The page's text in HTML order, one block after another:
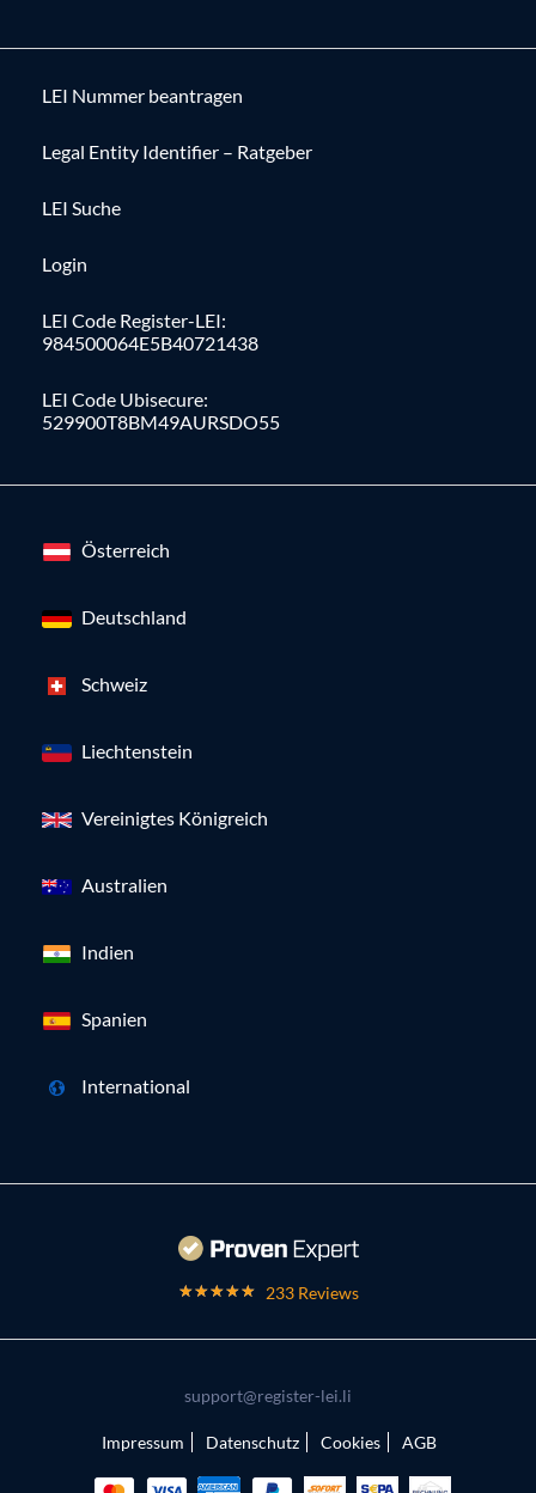
LEI Nummer beantragen
Legal Entity Identifier – Ratgeber
LEI Suche
Login
LEI Code Register-LEI:
984500064E5B40721438
LEI Code Ubisecure:
529900T8BM49AURSDO55
Österreich
Deutschland
Schweiz
Liechtenstein
Vereinigtes Königreich
Australien
Indien
Spanien
International
233 Reviews
support@register-lei.li
Impressum Datenschutz Cookies AGB